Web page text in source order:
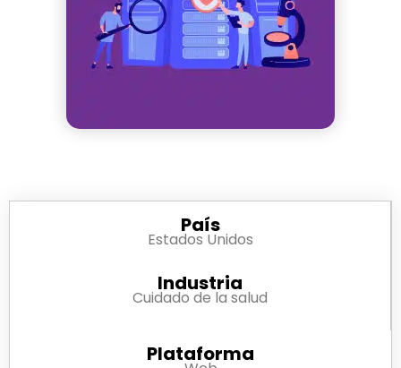
País
Estados Unidos
Industria
Cuidado de la salud
Plataforma